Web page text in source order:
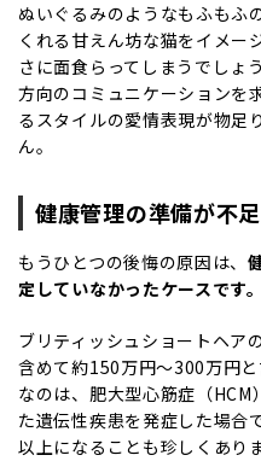
ぬいぐるみのようなもふもふ
くれる甘えん坊な猫をイメー
さに面食らってしまうでしょ
方向のコミュニケーションを
るスタイルの愛情表現が物足
ん。
健康管理の準備が不
もうひとつの後悔の原因は、
定していなかったケースです。
ブリティッシュショートヘア
含めて約150万円〜300万円
なのは、肥大型心筋症（
た遺伝性疾患を発症した場合
以上になることも珍しくあり